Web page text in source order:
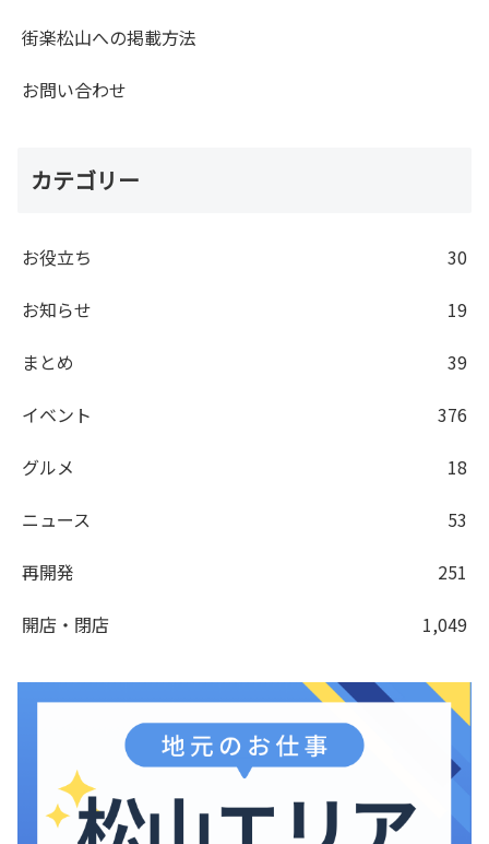
街楽松山への掲載方法
お問い合わせ
カテゴリー
お役立ち
30
お知らせ
19
まとめ
39
イベント
376
グルメ
18
ニュース
53
再開発
251
開店・閉店
1,049